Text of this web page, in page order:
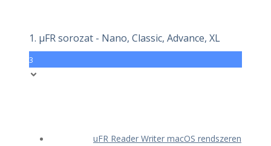
1. μFR sorozat - Nano, Classic, Advance, XL
3
uFR Reader Writer macOS rendszeren